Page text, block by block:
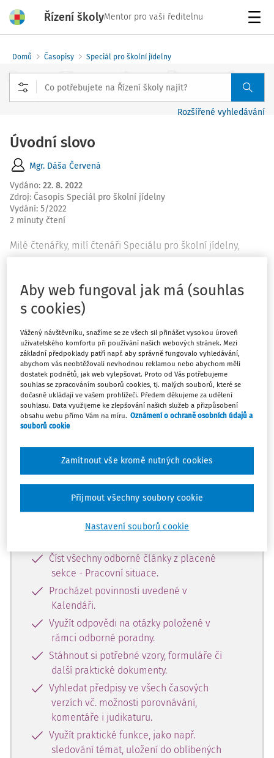
Řízení školyMentor pro vaši ředitelnu
Domů Časopisy Speciál pro školní jídelny
Rozšířené vyhledávání
Úvodní slovo
Mgr. Dáša Červená
Vydáno: 22. 8. 2022
Zdroj: Časopis Speciál pro školní jídelny
Vydání: 5/2022
2 minuty čtení
Milé čtenářky, milí čtenáři Speciálu pro školní jídelny,
Máte předplatné? Přihlaste se.
Tento dokument je jen pro
předplatitele.
Nemáte předplatné? Nevadí!
Zaregistrujte se, zadejte telefonní
číslo a získejte
zdarma plný přístup do webové
aplikace na 14 dnů.
Se zkušební verzí můžete 14 dní
bezplatně:
Číst všechny odborné články z placené
sekce - Pracovní situace.
Procházet povinnosti uvedené v
Kalendáři.
Využít odpovědi na otázky položené v
rámci odborné poradny.
Stáhnout si potřebné vzory, formuláře či
další praktické dokumenty.
Vyhledat předpisy ve všech časových
verzích vč. možnosti porovnávání,
komentáře i judikaturu.
Využít praktické funkce, jako např.
sledování témat, uložení do oblíbených
Aby web fungoval jak má (souhlas
s cookies)
Vážený návštěvníku, snažíme se ze všech sil přinášet vysokou úroveň
uživatelského komfortu při používání našich webových stránek. Mezi
základní předpoklady patří např. aby správně fungovalo vyhledávání,
abychom vás neobtěžovali nevhodnou reklamou nebo abychom měli
dostatek podnětů, jak web vylepšovat. Proto od Vás potřebujeme
souhlas se zpracováním souborů cookies, tj. malých souborů, které se
dočasně ukládají ve vašem prohlížeči. Předem děkujeme za udělení
souhlasu. Data využijeme ke zlepšování našich služeb a přizpůsobení
obsahu webu přímo Vám na míru. Oznámení o ochraně osobních údajů a
souborů cookie
Nastavení souborů cookie
Zamítnout vše kromě nutných cookies
Přijmout všechny soubory cookie